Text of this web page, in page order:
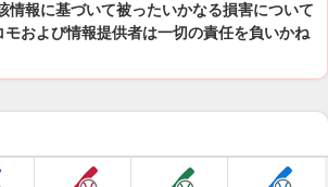
情報に基づいて被ったいかなる損害について
モおよび情報提供者は一切の責任を負いかね